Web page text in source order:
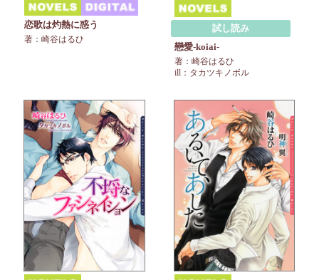
恋歌は灼熱に惑う
著：崎谷はるひ
試し読み
戀愛-koiai-
著：崎谷はるひ
ill：タカツキノボル